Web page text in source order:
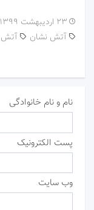
۲۳ اردیبهشت ۱۳۹۹
آتش
آتش نشان
نام و نام خانوادگی
پست الکترونیک
وب سایت